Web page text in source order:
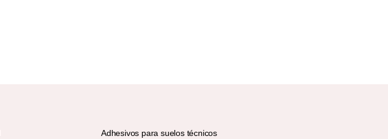
Adhesivos para suelos técnicos